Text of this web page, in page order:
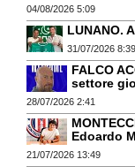
04/08/2026 5:09
LUNANO.
31/07/2026 8:39
FALCO
settore
28/07/2026 2:41
Edoardo
21/07/2026 13:49